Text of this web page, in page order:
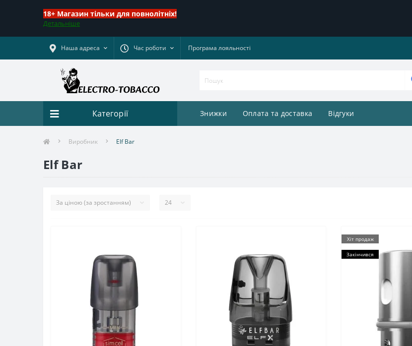
18+ Магазин тільки для повнолітніх!
Детальніше
Наша адреса Час роботи Програма лояльності
Категорії Знижки Оплата та доставка Відгуки
Виробник Elf Bar
Elf Bar
Хіт продаж
Закінчився